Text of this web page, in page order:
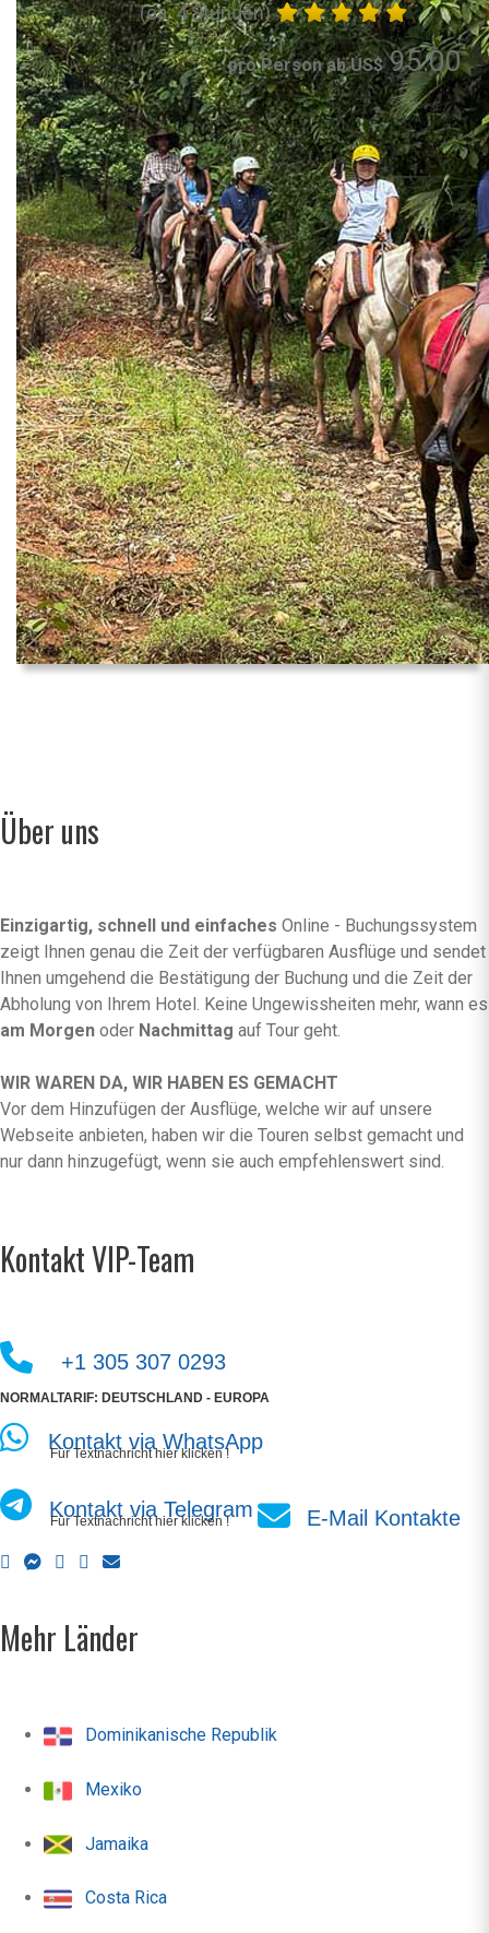
(ca. 4 Stunden)
pro Person ab US$95.00
Über uns
Einzigartig, schnell und einfaches Online - Buchungssystem
zeigt Ihnen genau die Zeit der verfügbaren Ausflüge und sendet
Ihnen umgehend die Bestätigung der Buchung und die Zeit der
Abholung von Ihrem Hotel. Keine Ungewissheiten mehr, wann es
am Morgen oder Nachmittag auf Tour geht.
WIR WAREN DA, WIR HABEN ES GEMACHT
Vor dem Hinzufügen der Ausflüge, welche wir auf unsere
Webseite anbieten, haben wir die Touren selbst gemacht und
nur dann hinzugefügt, wenn sie auch empfehlenswert sind.
Kontakt VIP-Team
+1 305 307 0293
NORMALTARIF: DEUTSCHLAND - EUROPA
Kontakt via WhatsApp
Für Textnachricht hier klicken !
Kontakt via Telegram
Für Textnachricht hier klicken ! E-Mail Kontakte
Mehr Länder
Dominikanische Republik
Mexiko
Jamaika
Costa Rica